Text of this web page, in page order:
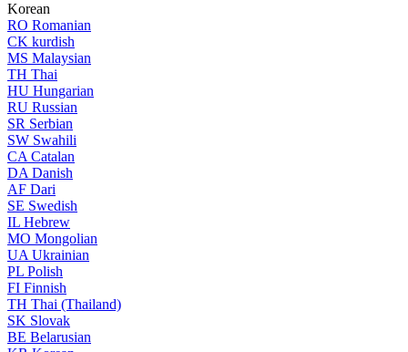
Korean
RO Romanian
CK kurdish
MS Malaysian
TH Thai
HU Hungarian
RU Russian
SR Serbian
SW Swahili
CA Catalan
DA Danish
AF Dari
SE Swedish
IL Hebrew
MO Mongolian
UA Ukrainian
PL Polish
FI Finnish
TH Thai (Thailand)
SK Slovak
BE Belarusian